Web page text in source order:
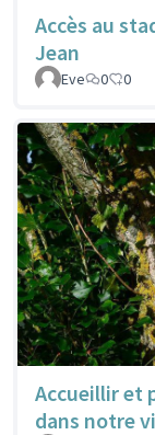
Accès au
Jean
Eve
0 0
Accueillir et
dans notre